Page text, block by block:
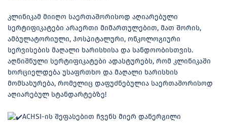
კლინიკამ მიიღო საერთაშორისოდ აღიარებული
სერტიფიკატები არაერთი მიმართულებით, მათ შორის,
ამბულატორიული, ჰოსპიტალური, ონკოლოგიური
სერვისების მაღალი ხარისხისა და სანდოობისთვის.
აღნიშნული სერტიფიკატები ადასტურებს, რომ კლინიკაში
ხორციელდება უსაფრთხო და მაღალი ხარისხის
მომსახურება, რომელიც დაფუძნებულია საერთაშორისოდ
აღიარებულ სტანდარტებზე!
ACHSI-ის შეფასებით ჩვენს მიერ დანერგილი